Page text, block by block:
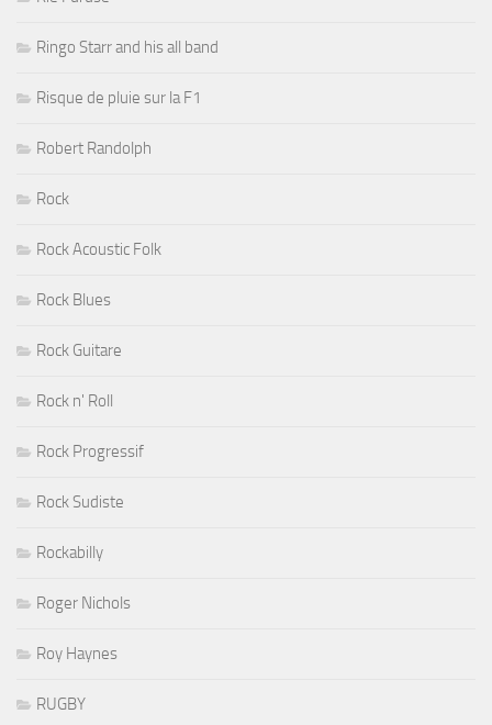
Ringo Starr and his all band
Risque de pluie sur la F1
Robert Randolph
Rock
Rock Acoustic Folk
Rock Blues
Rock Guitare
Rock n' Roll
Rock Progressif
Rock Sudiste
Rockabilly
Roger Nichols
Roy Haynes
RUGBY